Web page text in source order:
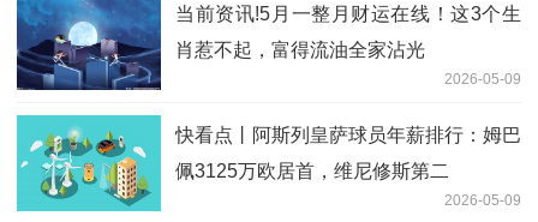
当前资讯!5月一整月财运在线！这3个生
肖惹不起，富得流油全家沾光
2026-05-09
快看点丨阿斯列皇萨球员年薪排行：姆巴
佩3125万欧居首，维尼修斯第二
2026-05-09